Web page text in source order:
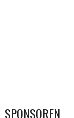
SPONSOREN